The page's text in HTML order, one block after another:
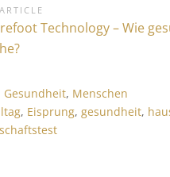
Technology – Wie
Gesundheit, Menschen
, Eisprung, gesundheit,